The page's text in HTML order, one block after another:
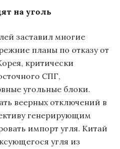
на уголь
заставил многие
планы по отказу от
критически
СПГ,
угольные блоки.
веерных отключений в
генерирующим
импорт угля. Китай
угля из